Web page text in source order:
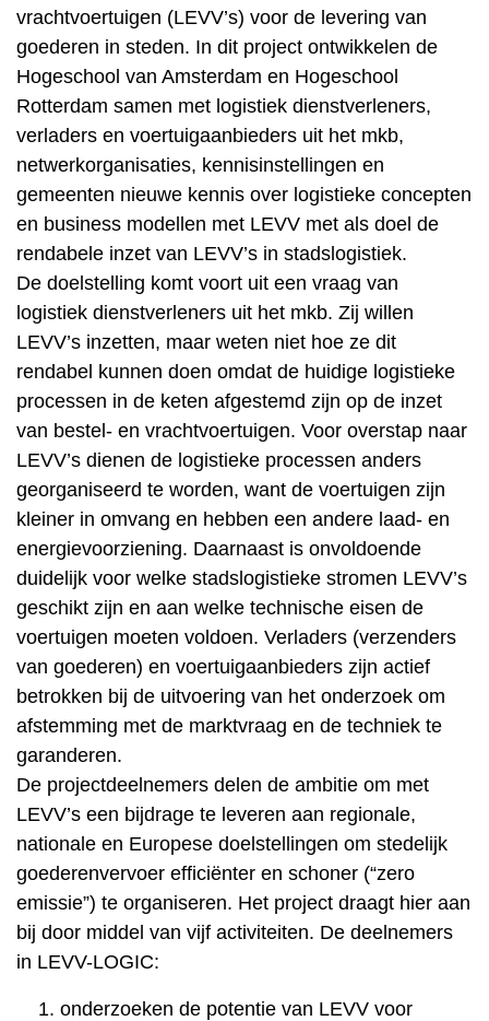
vrachtvoertuigen (LEVV’s) voor de levering van
goederen in steden. In dit project ontwikkelen de
Hogeschool van Amsterdam en Hogeschool
Rotterdam samen met logistiek dienstverleners,
verladers en voertuigaanbieders uit het mkb,
netwerkorganisaties, kennisinstellingen en
gemeenten nieuwe kennis over logistieke concepten
en business modellen met LEVV met als doel de
rendabele inzet van LEVV’s in stadslogistiek.
De doelstelling komt voort uit een vraag van
logistiek dienstverleners uit het mkb. Zij willen
LEVV’s inzetten, maar weten niet hoe ze dit
rendabel kunnen doen omdat de huidige logistieke
processen in de keten afgestemd zijn op de inzet
van bestel- en vrachtvoertuigen. Voor overstap naar
LEVV’s dienen de logistieke processen anders
georganiseerd te worden, want de voertuigen zijn
kleiner in omvang en hebben een andere laad- en
energievoorziening. Daarnaast is onvoldoende
duidelijk voor welke stadslogistieke stromen LEVV’s
geschikt zijn en aan welke technische eisen de
voertuigen moeten voldoen. Verladers (verzenders
van goederen) en voertuigaanbieders zijn actief
betrokken bij de uitvoering van het onderzoek om
afstemming met de marktvraag en de techniek te
garanderen.
De projectdeelnemers delen de ambitie om met
LEVV’s een bijdrage te leveren aan regionale,
nationale en Europese doelstellingen om stedelijk
goederenvervoer efficiënter en schoner (“zero
emissie”) te organiseren. Het project draagt hier aan
bij door middel van vijf activiteiten. De deelnemers
in LEVV-LOGIC:
onderzoeken de potentie van LEVV voor